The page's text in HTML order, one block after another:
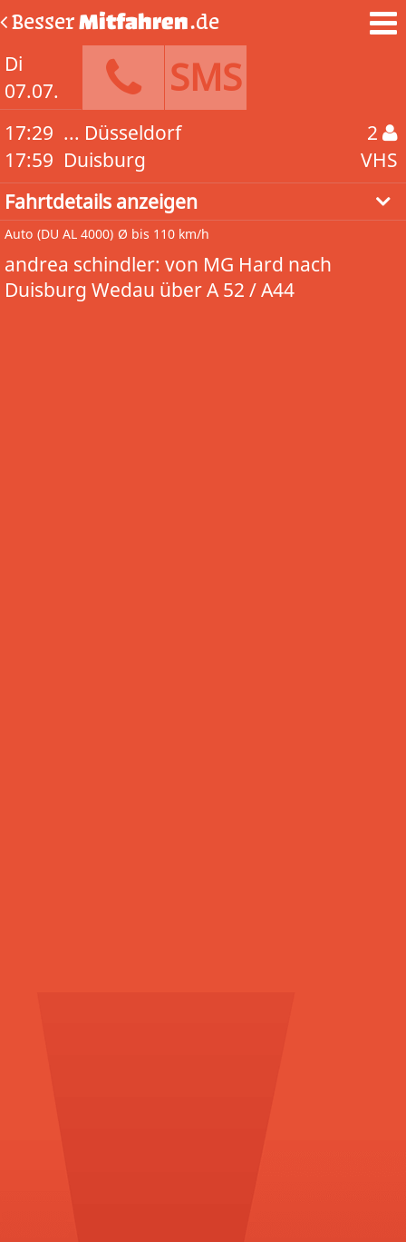
BesserMitfahren.de
Di
07.07.
SMS
17:29
17:59
... Düsseldorf
Duisburg
2
VHS
Fahrtdetails anzeigen
Auto (DU AL 4000) Ø bis 110 km/h
andrea schindler: von MG Hard nach
Duisburg Wedau über A 52 / A44